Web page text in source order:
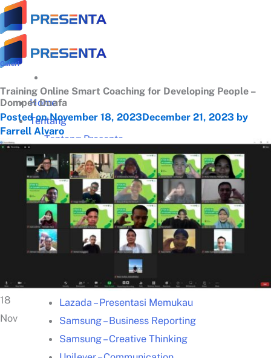
Skip
to
content
Home
Tentang
Tentang Presenta
Trainer Terbaik
Klien Terpercaya
Testimonial
Galeri Training
Materi Gratis
Download Panduan Lengkap Zoom (PDF)
Video Tips Manajerial
Kisah Sukses
Lazada – Presentasi Memukau
Samsung – Business Reporting
Samsung – Creative Thinking
Galeri
Training Online Smart Coaching for Developing People –
Dompet Duafa
Posted onNovember 18, 2023December 21, 2023 by
Farrell Alvaro
18
Nov